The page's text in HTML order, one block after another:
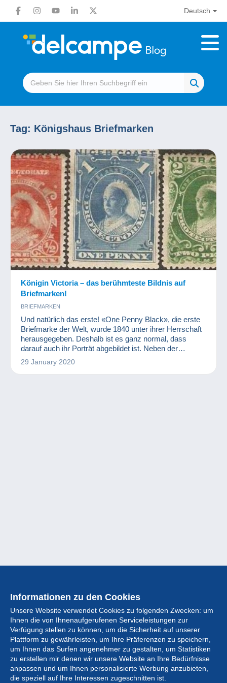
Deutsch
Tag: Königshaus Briefmarken
Königin Victoria – das berühmteste Bildnis auf
Briefmarken!
BRIEFMARKEN
Und natürlich das erste! «One Penny Black», die erste
Briefmarke der Welt, wurde 1840 unter ihrer Herrschaft
herausgegeben. Deshalb ist es ganz normal, dass
darauf auch ihr Porträt abgebildet ist. Neben der
Tatsache, dass das britische Empire damals gerade
seine Blütezeit erlebte, brauchte es nicht viel mehr, um
29 January 2020
Informationen zu den Cookies
Unsere Website verwendet Cookies zu folgenden Zwecken: um
Ihnen die von Ihnenaufgerufenen Serviceleistungen zur
Verfügung stellen zu können, um die Sicherheit auf unserer
Plattform zu gewährleisten, um Ihre Präferenzen zu speichern,
um Ihnen das Surfen angenehmer zu gestalten, um Statistiken
zu erstellen mir denen wir unsere Website an Ihre Bedürfnisse
anpassen und um Ihnen personalisierte Werbung anzubieten,
die speziell auf Ihre Interessen zugeschnitten ist.
Sammlung